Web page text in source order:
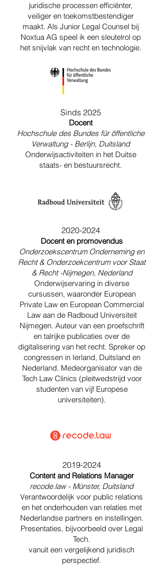
juridische processen efficiënter,
veiliger en toekomstbestendiger
maakt. Als Junior Legal Counsel bij
Noxtua AG speel ik een sleutelrol op
het snijvlak van recht en technologie.
Sinds 2025
Docent
Hochschule des Bundes für öffentliche
Verwaltung - Berlijn, Duitsland
Onderwijsactiviteiten in het Duitse
staats- en bestuursrecht.
2020-2024
Docent en promovendus
Onderzoekscentrum Onderneming en
Recht & Onderzoekcentrum voor Staat
& Recht -Nijmegen, Nederland
Onderwijservaring in diverse
cursussen, waaronder European
Private Law en European Commercial
Law aan de Radboud Universiteit
Nijmegen. Auteur van een proefschrift
en talrijke publicaties over de
digitalisering van het recht. Spreker op
congressen in Ierland, Duitsland en
Nederland. Medeorganisator van de
Tech Law Clinics (pleitwedstrijd voor
studenten van vijf Europese
universiteiten).
2019-2024
Content and Relations Manager
recode.law - Münster, Duitsland
Verantwoordelijk voor public relations
en het onderhouden van relaties met
Nederlandse partners en instellingen.
Presentaties, bijvoorbeeld over Legal
Tech.
vanuit een vergelijkend juridisch
perspectief.